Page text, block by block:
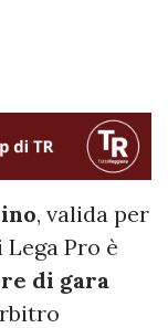
, valida per
Pro è
di gara